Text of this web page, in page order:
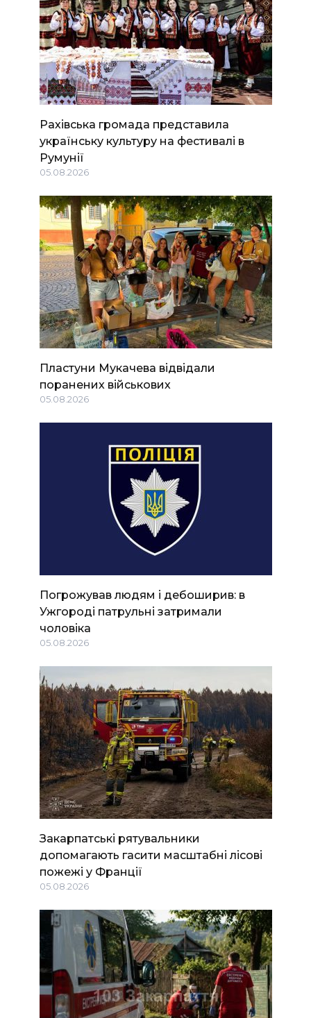
Рахівська громада представила
українську культуру на фестивалі в
Румунії
05.08.2026
Пластуни Мукачева відвідали
поранених військових
05.08.2026
Погрожував людям і дебоширив: в
Ужгороді патрульні затримали
чоловіка
05.08.2026
Закарпатські рятувальники
допомагають гасити масштабні лісові
пожежі у Франції
05.08.2026